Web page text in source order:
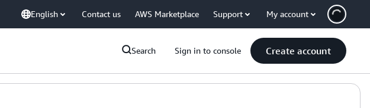
English Contact us AWS Marketplace Support My account
Search Sign in to console Create account